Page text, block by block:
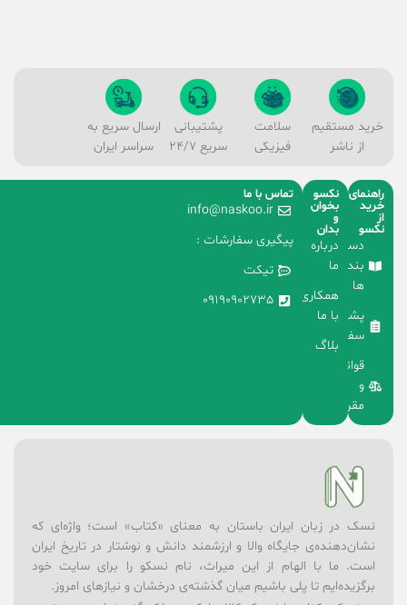
خرید مستقیم
از ناشر
سلامت
فیزیکی
پشتیبانی
سریع 24/7
ارسال سریع به
سراسر ایران
راهنمای
خرید
از
نکسو
دسته
بندی
ها
پشتیبانی
سفارشات
قوانین
و
مقررات
نکسو
بخوان
و
بدان
درباره
ما
همکاری
با ما
بلاگ
تماس با ما
info@naskoo.ir
پیگیری سفارشات :
تیکت
09190902735
نسک در زبان ایران باستان به معنای «کتاب» است؛ واژه‌ای که
نشان‌دهنده‌ی جایگاه والا و ارزشمند دانش و نوشتار در تاریخ ایران
است. ما با الهام از این میراث، نام نسکو را برای سایت خود
برگزیده‌ایم تا پلی باشیم میان گذشته‌ی درخشان و نیازهای امروز.